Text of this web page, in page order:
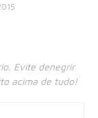
Evite denegrir
acima de tudo!